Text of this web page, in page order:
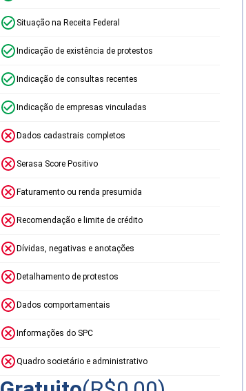
Situação na Receita Federal
Indicação de existência de protestos
Indicação de consultas recentes
Indicação de empresas vinculadas
Dados cadastrais completos
Serasa Score Positivo
Faturamento ou renda presumida
Recomendação e limite de crédito
Dívidas, negativas e anotações
Detalhamento de protestos
Dados comportamentais
Informações do SPC
Quadro societário e administrativo